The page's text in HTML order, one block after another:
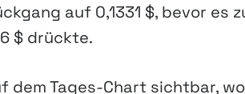
auf 0,1331 $, bevor es
$ drückte.
Tages-Chart sichtbar,